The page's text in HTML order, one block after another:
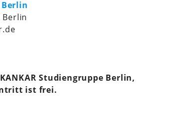
Berlin
Studiengruppe Berlin,
ist frei.